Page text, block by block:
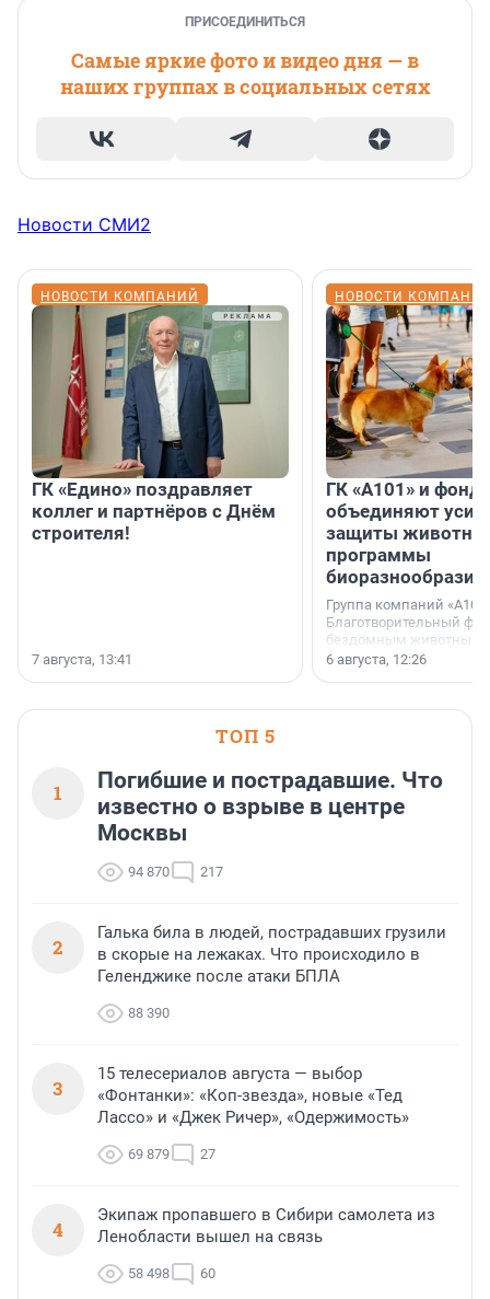
ПРИСОЕДИНИТЬСЯ
Самые яркие фото и видео дня — в
наших группах в социальных сетях
Новости СМИ2
НОВОСТИ КОМПАНИЙ
ГК «Едино» поздравляет
коллег и партнёров с Днём
строителя!
7 августа, 13:41
НОВОСТИ
ГК «А101» и фонд
объединяют
защиты
программы
биоразнообразия
Группа компаний
Благотворительный
бездомным животным
заключили соглашение
6 августа, 12:26
ТОП 5
1
Погибшие и пострадавшие. Что
известно о взрыве в центре
Москвы
94 870 217
2
Галька била в людей, пострадавших грузили
в скорые на лежаках. Что происходило в
Геленджике после атаки БПЛА
88 390
3
15 телесериалов августа — выбор
«Фонтанки»: «Коп-звезда», новые «Тед
Лассо» и «Джек Ричер», «Одержимость»
69 879 27
4
Экипаж пропавшего в Сибири самолета из
Ленобласти вышел на связь
58 498 60